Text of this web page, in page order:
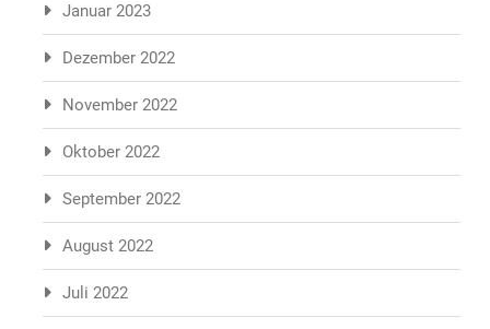
Januar 2023
Dezember 2022
November 2022
Oktober 2022
September 2022
August 2022
Juli 2022